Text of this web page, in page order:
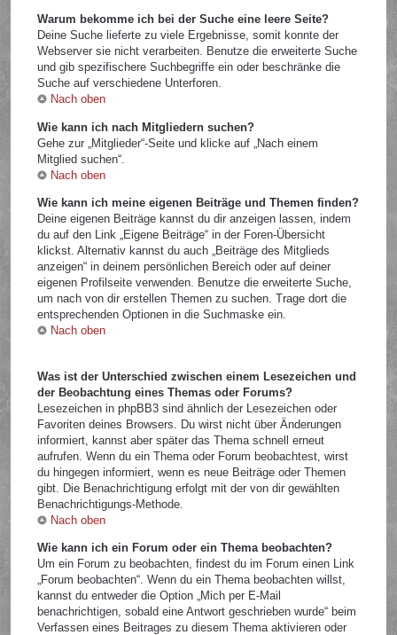
Warum bekomme ich bei der Suche eine leere Seite?
Deine Suche lieferte zu viele Ergebnisse, somit konnte der
Webserver sie nicht verarbeiten. Benutze die erweiterte Suche
und gib spezifischere Suchbegriffe ein oder beschränke die
Suche auf verschiedene Unterforen.
Nach oben
Wie kann ich nach Mitgliedern suchen?
Gehe zur „Mitglieder“-Seite und klicke auf „Nach einem
Mitglied suchen“.
Nach oben
Wie kann ich meine eigenen Beiträge und Themen finden?
Deine eigenen Beiträge kannst du dir anzeigen lassen, indem
du auf den Link „Eigene Beiträge“ in der Foren-Übersicht
klickst. Alternativ kannst du auch „Beiträge des Mitglieds
anzeigen“ in deinem persönlichen Bereich oder auf deiner
eigenen Profilseite verwenden. Benutze die erweiterte Suche,
um nach von dir erstellen Themen zu suchen. Trage dort die
entsprechenden Optionen in die Suchmaske ein.
Nach oben
Was ist der Unterschied zwischen einem Lesezeichen und
der Beobachtung eines Themas oder Forums?
Lesezeichen in phpBB3 sind ähnlich der Lesezeichen oder
Favoriten deines Browsers. Du wirst nicht über Änderungen
informiert, kannst aber später das Thema schnell erneut
aufrufen. Wenn du ein Thema oder Forum beobachtest, wirst
du hingegen informiert, wenn es neue Beiträge oder Themen
gibt. Die Benachrichtigung erfolgt mit der von dir gewählten
Benachrichtigungs-Methode.
Nach oben
Wie kann ich ein Forum oder ein Thema beobachten?
Um ein Forum zu beobachten, findest du im Forum einen Link
„Forum beobachten“. Wenn du ein Thema beobachten willst,
kannst du entweder die Option „Mich per E-Mail
benachrichtigen, sobald eine Antwort geschrieben wurde“ beim
Verfassen eines Beitrages zu diesem Thema aktivieren oder